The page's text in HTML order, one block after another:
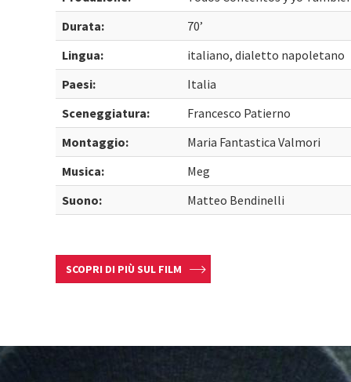
Durata:
70’
Lingua:
italiano, dialetto napoletano
Paesi:
Italia
Sceneggiatura:
Francesco Patierno
Montaggio:
Maria Fantastica Valmori
Musica:
Meg
Suono:
Matteo Bendinelli
SCOPRI DI PIÙ SUL FILM